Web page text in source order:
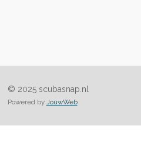
© 2025 scubasnap.nl
Powered by JouwWeb